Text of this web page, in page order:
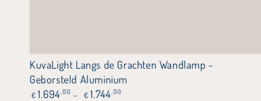
KuvaLight
Langs
de
KuvaLight Langs de Grachten Wandlamp -
Geborsteld Aluminium
Normale
€ 1.694 ,00 € 1.744 ,00